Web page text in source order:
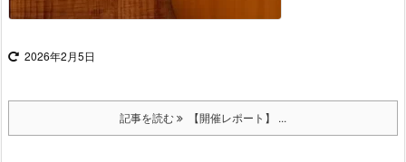
2026年2月5日
記事を読む 【開催レポート】 ...